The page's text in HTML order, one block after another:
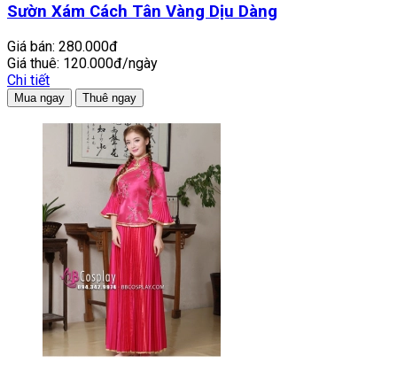
Sườn Xám Cách Tân Vàng Dịu Dàng
Giá bán: 280.000đ
Giá thuê: 120.000đ/ngày
Chi tiết
Mua ngay Thuê ngay